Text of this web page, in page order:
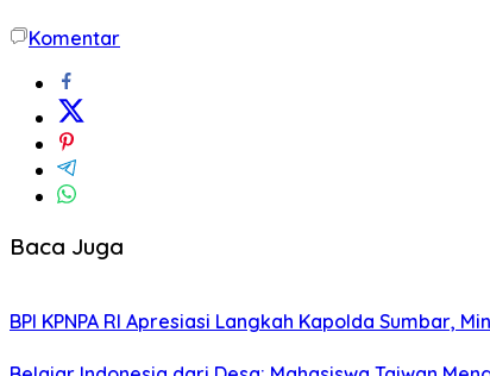
Komentar
Baca Juga
BPI KPNPA RI Apresiasi Langkah Kapolda Sumbar,